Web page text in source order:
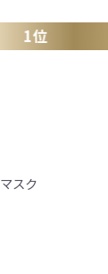
1位
マスク